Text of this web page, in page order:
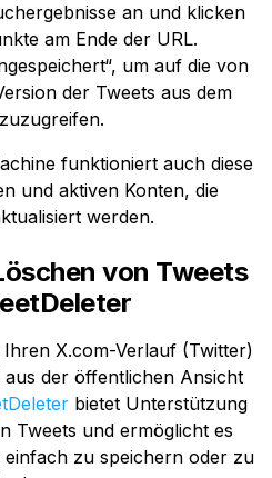
an und klicken
am Ende der URL.
um auf die von
der Tweets aus dem
funktioniert auch diese
und aktiven Konten, die
werden.
von Tweets
X.com-Verlauf (Twitter)
der öffentlichen Ansicht
bietet Unterstützung
Tweets und ermöglicht es
zu speichern oder zu